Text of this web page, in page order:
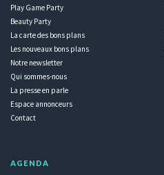
Play Game Party
Beauty Party
La carte des bons plans
Les nouveaux bons plans
Notre newsletter
Qui sommes-nous
La presse en parle
Espace annonceurs
Contact
AGENDA